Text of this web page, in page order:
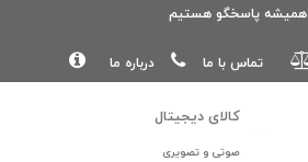
همیشه پاسخگو هستیم
درباره ما تماس با ما
كالای ديجيتال
صوتی و تصویری